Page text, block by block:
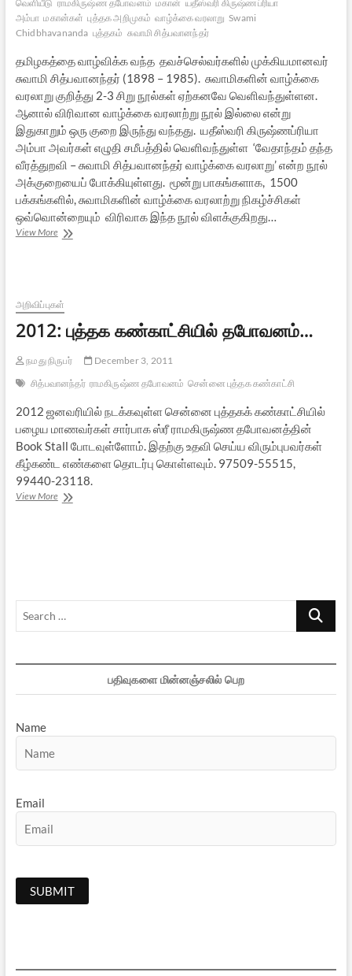
வெளியீடு ராமகிருஷ்ண தபோவனம் மகான் யதீஸ்வரி கிருஷ்ணப்ரியா
அம்பா மகான்கள் புத்தக அறிமுகம் வாழ்க்கை வரலாறு Swami
Chidbhavananda புத்தகம் சுவாமி சித்பவானந்தர்
தமிழகத்தை வாழ்விக்க வந்த தவச்செல்வர்களில் முக்கியமானவர்
சுவாமி சித்பவானந்தர் (1898 – 1985). சுவாமிகளின் வாழ்க்கை
வரலாறு குறித்து 2-3 சிறு நூல்கள் ஏற்கனவே வெளிவந்துள்ளன.
ஆனால் விரிவான வாழ்க்கை வரலாற்று நூல் இல்லை என்று
இதுகாறும் ஒரு குறை இருந்து வந்தது. யதீஸ்வரி கிருஷ்ணப்ரியா
அம்பா அவர்கள் எழுதி சமீபத்தில் வெளிவந்துள்ள ‘வேதாந்தம் தந்த
வீரத்துறவி – சுவாமி சித்பவானந்தர் வாழ்க்கை வரலாறு’ என்ற நூல்
அக்குறையைப் போக்கியுள்ளது. மூன்று பாகங்களாக, 1500
பக்கங்களில், சுவாமிகளின் வாழ்க்கை வரலாற்று நிகழ்ச்சிகள்
ஒவ்வொன்றையும் விரிவாக இந்த நூல் விளக்குகிறது…
View Moreசுவாமி
நூல்
வெளியீடு
அறிவிப்புகள்
2012: புத்தக கண்காட்சியில் தபோவனம்…
நமது நிருபர்
December 3, 2011
சித்பவானந்தர் ராமகிருஷ்ண தபோவனம் சென்னை புத்தக கண்காட்சி
2012 ஜனவரியில் நடக்கவுள்ள சென்னை புத்தகக் கண்காட்சியில்
பழைய மாணவர்கள் சார்பாக ஸ்ரீ ராமகிருஷ்ண தபோவனத்தின்
Book Stall போடவுள்ளோம். இதற்கு உதவி செய்ய விரும்புபவர்கள்
கீழ்கண்ட எண்களை தொடர்பு கொள்ளவும். 97509-55515,
99440-23118.
View More2012:
Search
பதிவுகளை மின்னஞ்சலில் பெற
Name
Email